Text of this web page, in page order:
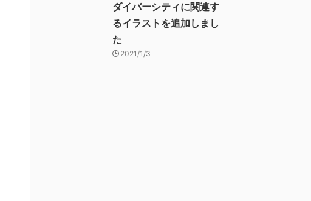
ダイバーシティに関連す
るイラストを追加しまし
た
2021/1/3